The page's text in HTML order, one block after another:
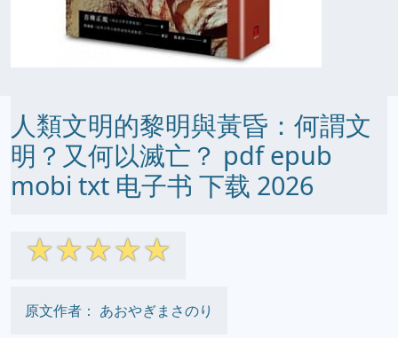
人類文明的黎明與黃昏：何謂文
明？又何以滅亡？ pdf epub
mobi txt 电子书 下载 2026
☆☆☆☆☆
原文作者： あおやぎまさのり